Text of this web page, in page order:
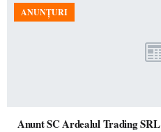
ANUNȚURI
Anunt SC Ardealul Trading SRL